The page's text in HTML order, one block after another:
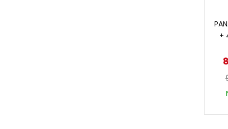
+